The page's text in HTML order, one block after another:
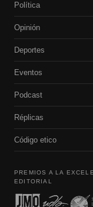
Política
Opinión
Deportes
Eventos
Podcast
Réplicas
Código etico
PREMIOS A LA
EDITORIAL